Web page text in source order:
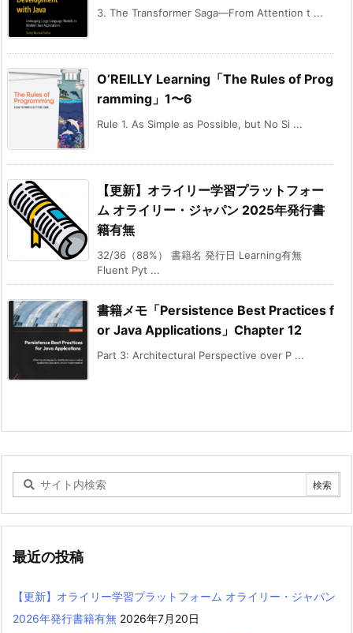
3. The Transformer Saga—From Attention t ...
O’REILLY Learning「The Rules of Prog
ramming」1〜6
Rule 1. As Simple as Possible, but No Si ...
【更新】オライリー学習プラットフォー
ム オライリー・ジャパン 2025年発行書
籍有無
32/36（88%） 書籍名 発行日 Learning有無
Fluent Pyt ...
書籍メモ「Persistence Best Practices f
or Java Applications」Chapter 12
Part 3: Architectural Perspective over P ...
最近の投稿
【更新】オライリー学習プラットフォーム オライリー・ジャパン
2026年発行書籍有無 2026年7月20日